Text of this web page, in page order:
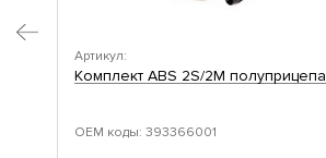
Артикул:
Комплект ABS 2S/2M полуприцепа
ОЕМ коды: 393366001